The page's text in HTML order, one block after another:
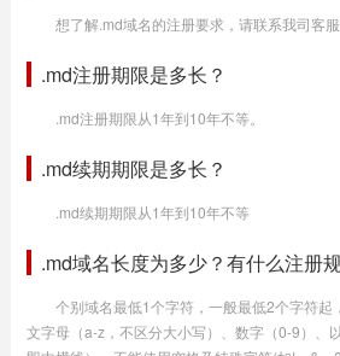
想了解.md域名的注册要求，请联系我司客服
.md注册期限是多长？
.md注册期限从1年到10年不等。
.md续期期限是多长？
.md续期期限从1年到10年不等
.md域名长度为多少？有什么注册
个别域名最低1个字符，一般最低2个字符
文字母（a-z，不区分大小写）、数字（0-9）、